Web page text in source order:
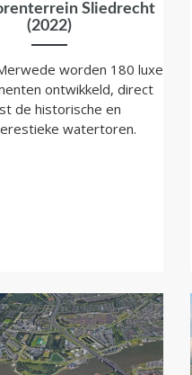
Sliedrecht
(2022)
worden 180 luxe
ontwikkeld, direct
de historische en
watertoren.